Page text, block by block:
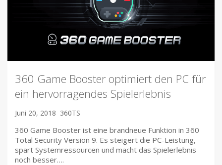
360 Game Booster optimiert den PC für
ein hervorragendes Spielerlebnis
Juni 20, 2018 360TS
360 Game Booster ist eine brandneue Funktion in 360
Total Security Version 9. Es steigert die PC-Leistung,
spart Systemressourcen und macht das Spielerlebnis
noch besser….